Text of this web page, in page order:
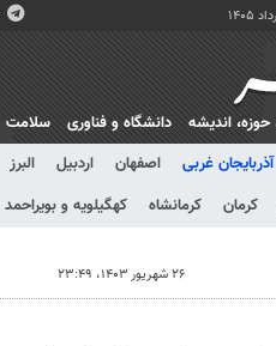
حوزه، انديشه دانشگاه و فناوری سلامت
آذربایجان غربی اصفهان اردبیل البرز
کرمان کرمانشاه کهگیلویه و بویراحمد
۲۶ شهریور ۱۴۰۳، ۲۳:۴۹